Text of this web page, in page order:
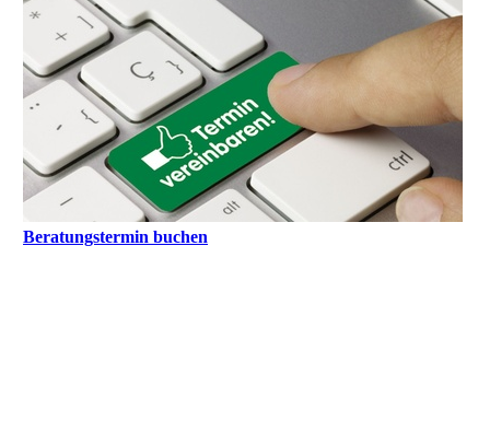
Beratungstermin buchen